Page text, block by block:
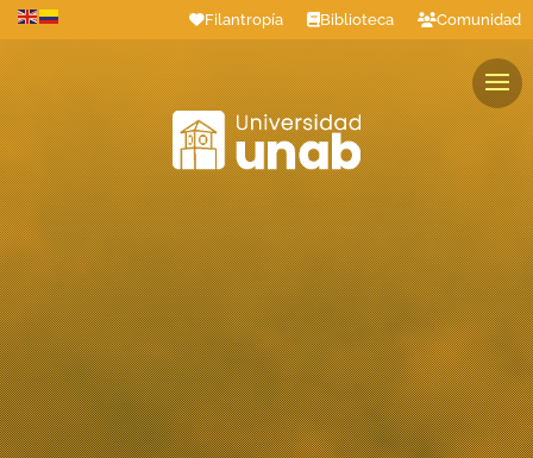
Filantropía Biblioteca Comunidad
Estudiantes Profesores